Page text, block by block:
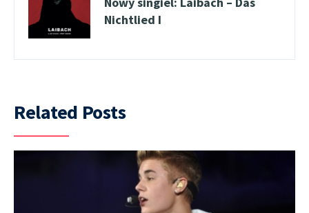
Nichtlied I
Related Posts